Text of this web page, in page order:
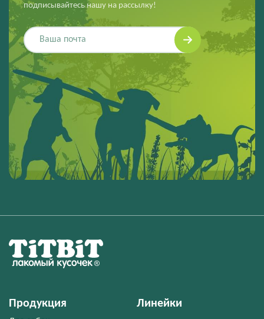
подписывайтесь нашу на рассылку!
Продукция Линейки